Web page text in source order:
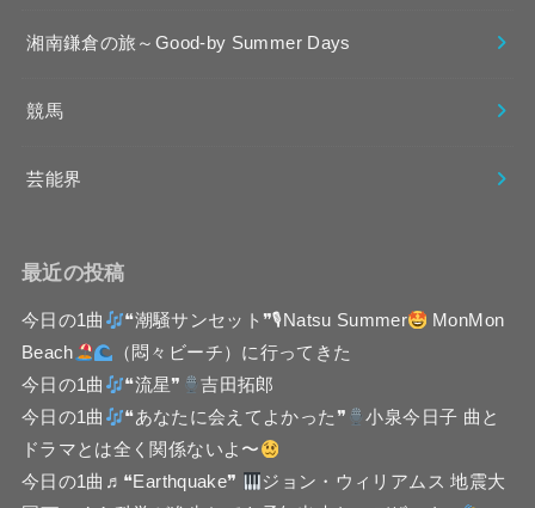
湘南鎌倉の旅～Good-by Summer Days
競馬
芸能界
最近の投稿
今日の1曲 ❝潮騒サンセット❞🎙Natsu Summer
MonMon
Beach
（悶々ビーチ）に行ってきた
今日の1曲
❝流星❞
吉田拓郎
今日の1曲
❝あなたに会えてよかった❞
小泉今日子 曲と
ドラマとは全く関係ないよ〜
今日の1曲♬❝Earthquake❞
ジョン・ウィリアムス 地震大